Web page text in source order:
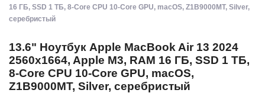
16 ГБ, SSD 1 ТБ, 8-Core CPU 10-Core GPU, macOS, Z1B9000MT, Silver,
серебристый
13.6" Ноутбук Apple MacBook Air 13 2024
2560x1664, Apple M3, RAM 16 ГБ, SSD 1 ТБ,
8-Core CPU 10-Core GPU, macOS,
Z1B9000MT, Silver, серебристый